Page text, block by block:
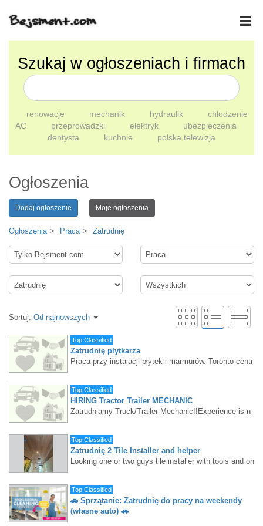
Szukaj w ogłoszeniach i firmach
renowacje mechanik hydraulik
chłodzenie
AC
przeprowadzki elektryk
ubezpieczenia
dentysta
kuchnie polska telewizja
Ogłoszenia
Dodaj ogłoszenie Moje ogłoszenia
Ogłoszenia Praca Zatrudnię
Sortuj: Od najnowszych
Top Classified
Zatrudnię plytkarza
Praca przy instalacji płytek i marmurów. Toronto centr
Top Classified
HIRING Tractor Trailer MECHANIC
Zatrudniamy Truck/Trailer Mechanic!!Experience is n
Top Classified
Zatrudnię 2 Tile Installer and helper
Looking one or two guys tile installer with tools and on
WhatsApp ( Text) oligartile@gmail.com Ukrainian, Pol
ish , English language understanding.
Top Classified
🚗 Sprzątanie: Zatrudnię do pracy na weekendy
(własne auto) 🚗